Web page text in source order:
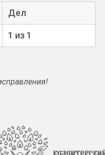
Дел
1 из 1